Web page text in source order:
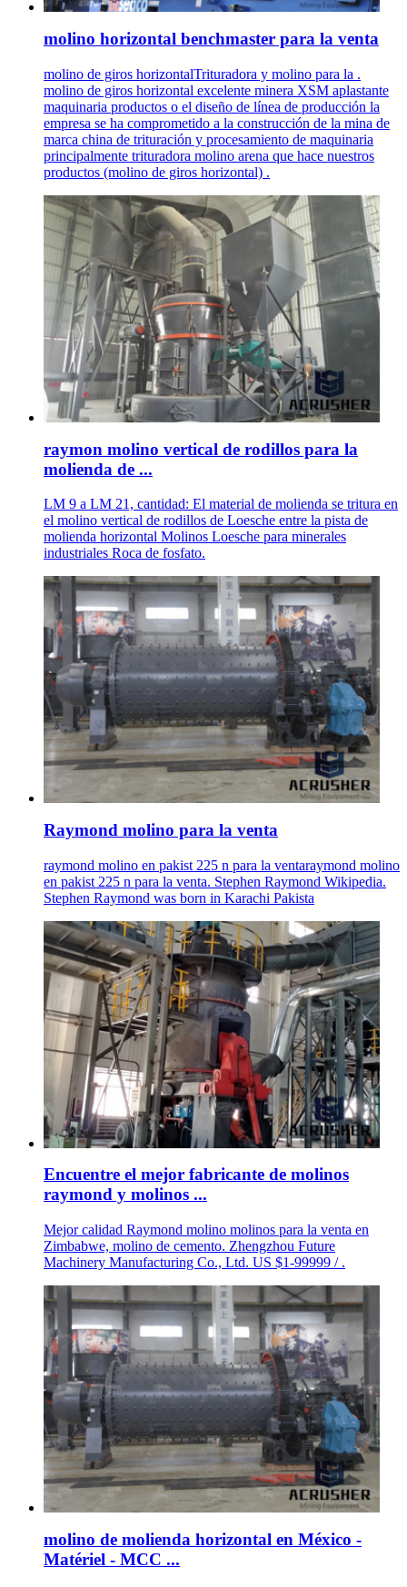
molino horizontal benchmaster para la venta
molino de giros horizontalTrituradora y molino para la .
molino de giros horizontal excelente minera XSM aplastante
maquinaria productos o el diseño de línea de producción la
empresa se ha comprometido a la construcción de la mina de
marca china de trituración y procesamiento de maquinaria
principalmente trituradora molino arena que hace nuestros
productos (molino de giros horizontal) .
raymon molino vertical de rodillos para la
molienda de ...
LM 9 a LM 21, cantidad: El material de molienda se tritura en
el molino vertical de rodillos de Loesche entre la pista de
molienda horizontal Molinos Loesche para minerales
industriales Roca de fosfato.
Raymond molino para la venta
raymond molino en pakist 225 n para la ventaraymond molino
en pakist 225 n para la venta. Stephen Raymond Wikipedia.
Stephen Raymond was born in Karachi Pakista
Encuentre el mejor fabricante de molinos
raymond y molinos ...
Mejor calidad Raymond molino molinos para la venta en
Zimbabwe, molino de cemento. Zhengzhou Future
Machinery Manufacturing Co., Ltd. US $1-99999 / .
molino de molienda horizontal en México -
Matériel - MCC ...